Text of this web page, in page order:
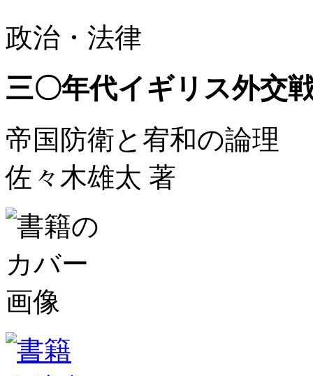
政治・法律
三〇年代イギリス外交
帝国防衛と宥和の論理
佐々木雄太 著